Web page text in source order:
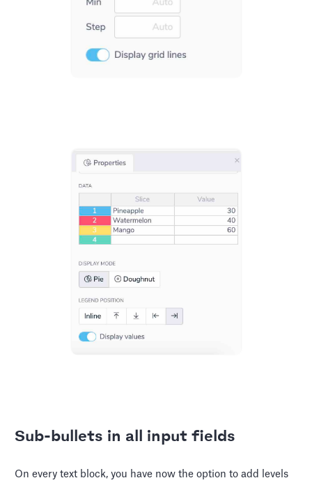
Sub-bullets in all input fields
On every text block, you have now the option to add levels